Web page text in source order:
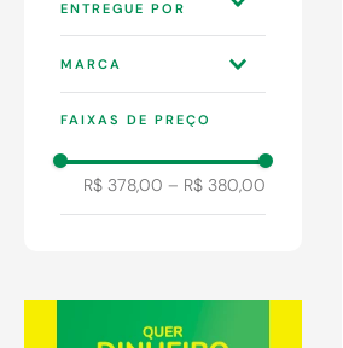
3P
MARCA
FAIXAS DE PREÇO
R$ 378,00 – R$ 380,00